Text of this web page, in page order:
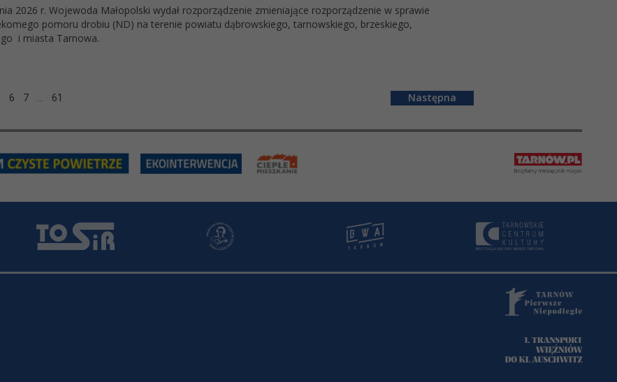
2026 r. Wojewoda Małopolski wydał rozporządzenie zmieniające rozporządzenie w sprawie
pomoru drobiu (ND) na terenie powiatu dąbrowskiego, tarnowskiego, brzeskiego,
i miasta Tarnowa.
6 7 61